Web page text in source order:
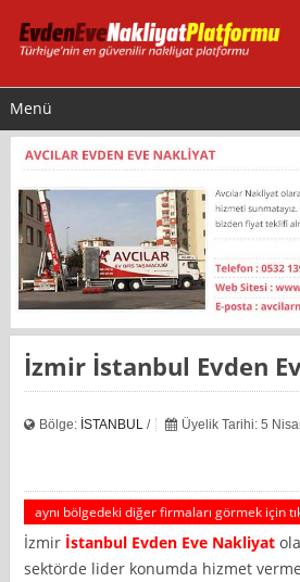
Menü
İzmir İstanbul Evden
Bölge: İSTANBUL / Üyelik Tarihi: 5
aynı bölgedeki diğer firmaları görmek için
İzmir İstanbul Evden Eve Nakliyat
sektörde lider konumda hizmet